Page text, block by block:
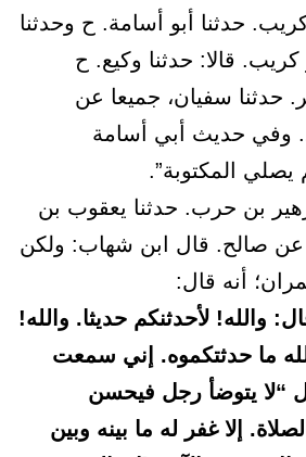
حدثنا أبو أسامة. ح وحدثنا
قالا: حدثنا وكيع. ح
حدثنا سفيان، جميعا عن
وفي حديث أبي أسامة
المكتوبة”.
بن حرب. حدثنا يعقوب بن
عن صالح. قال ابن شهاب: ولكن
أنه قال:
والله! لأحدثنكم حديثا. والله!
ما حدثتكموه. إني سمعت
“لا يتوضأ رجل فيحسن
إلا غفر له ما بينه وبين